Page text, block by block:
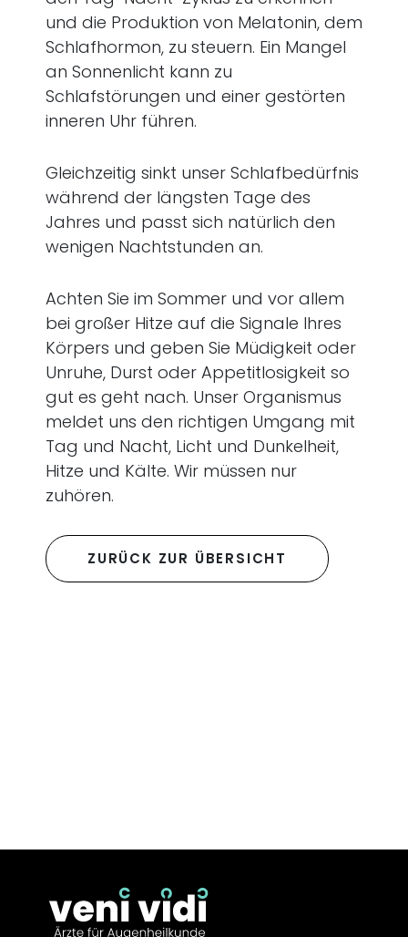
und die Produktion von Melatonin, dem
Schlafhormon, zu steuern. Ein Mangel
an Sonnenlicht kann zu
Schlafstörungen und einer gestörten
inneren Uhr führen.
Gleichzeitig sinkt unser Schlafbedürfnis
während der längsten Tage des
Jahres und passt sich natürlich den
wenigen Nachtstunden an.
Achten Sie im Sommer und vor allem
bei großer Hitze auf die Signale Ihres
Körpers und geben Sie Müdigkeit oder
Unruhe, Durst oder Appetitlosigkeit so
gut es geht nach. Unser Organismus
meldet uns den richtigen Umgang mit
Tag und Nacht, Licht und Dunkelheit,
Hitze und Kälte. Wir müssen nur
zuhören.
ZURÜCK ZUR ÜBERSICHT